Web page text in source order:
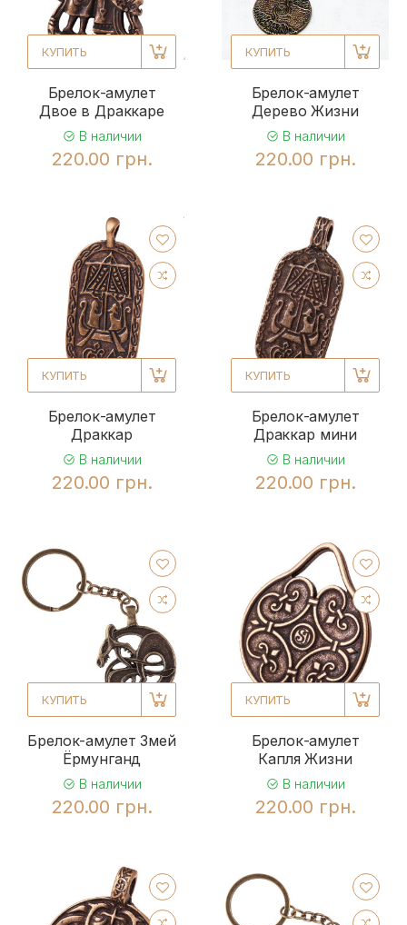
КУПИТЬ
Брелок-амулет
Двое в Драккаре
В наличии
220.00 грн.
КУПИТЬ
Брелок-амулет
Дерево Жизни
В наличии
220.00 грн.
КУПИТЬ
Брелок-амулет
Драккар
В наличии
220.00 грн.
КУПИТЬ
Брелок-амулет
Драккар мини
В наличии
220.00 грн.
КУПИТЬ
Брелок-амулет Змей
Ёрмунганд
В наличии
220.00 грн.
КУПИТЬ
Брелок-амулет
Капля Жизни
В наличии
220.00 грн.